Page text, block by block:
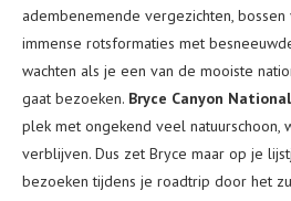
adembenemende vergezichten,
immense rotsformaties met
wachten als je een van de mooiste
gaat bezoeken. Bryce Canyon
plek met ongekend veel natuurschoon,
verblijven. Dus zet Bryce maar op je
bezoeken tijdens je roadtrip door het